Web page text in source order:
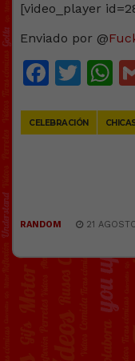
[video_player
Enviado por @
CELEBRACIÓN
RANDOM 21